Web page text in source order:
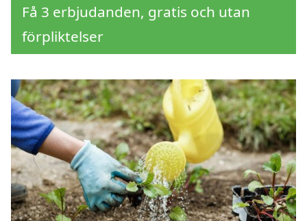
Få 3 erbjudanden, gratis och utan
förpliktelser